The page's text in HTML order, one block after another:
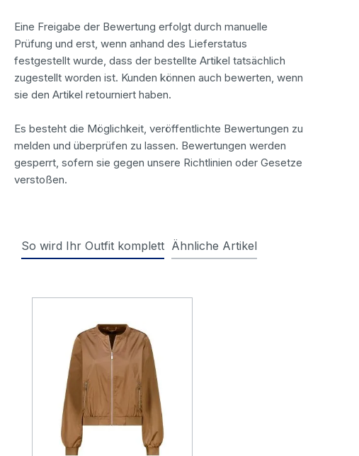
Eine Freigabe der Bewertung erfolgt durch manuelle
Prüfung und erst, wenn anhand des Lieferstatus
festgestellt wurde, dass der bestellte Artikel tatsächlich
zugestellt worden ist. Kunden können auch bewerten, wenn
sie den Artikel retourniert haben.
Es besteht die Möglichkeit, veröffentlichte Bewertungen zu
melden und überprüfen zu lassen. Bewertungen werden
gesperrt, sofern sie gegen unsere Richtlinien oder Gesetze
verstoßen.
So wird Ihr Outfit komplett Ähnliche Artikel